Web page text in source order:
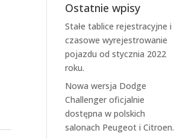
Ostatnie wpisy
Stałe tablice rejestracyjne i
czasowe wyrejestrowanie
pojazdu od stycznia 2022
roku.
Nowa wersja Dodge
Challenger oficjalnie
dostępna w polskich
salonach Peugeot i Citroen.